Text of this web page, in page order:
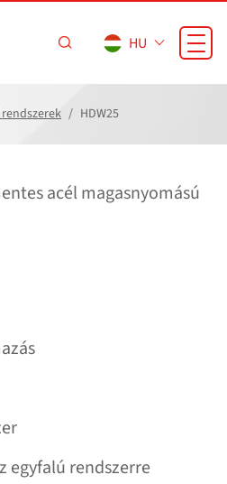
HU
HDW25
acél magasnyomású
egyfalú rendszerre